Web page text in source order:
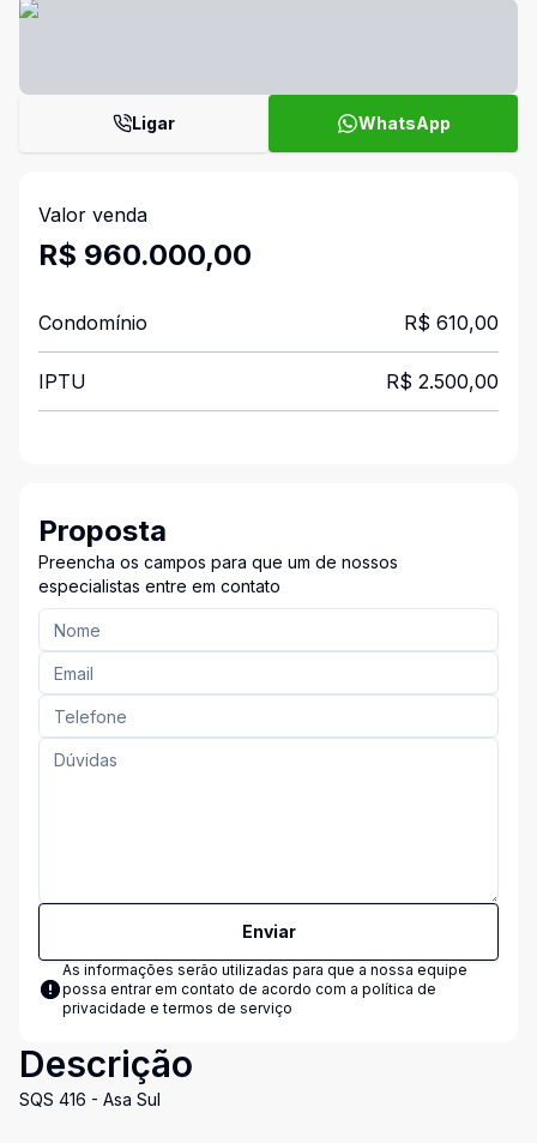
Ligar WhatsApp
Valor venda
R$ 960.000,00
Condomínio R$ 610,00
IPTU R$ 2.500,00
Proposta
Preencha os campos para que um de nossos
especialistas entre em contato
Enviar
As informações serão utilizadas para que a nossa equipe
possa entrar em contato de acordo com a política de
privacidade e termos de serviço
Descrição
SQS 416 - Asa Sul